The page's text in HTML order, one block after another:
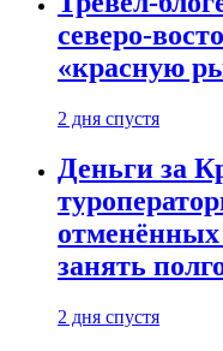
северо-
«красную
2 дня спустя
Деньги за
отменённых
занять
2 дня спустя